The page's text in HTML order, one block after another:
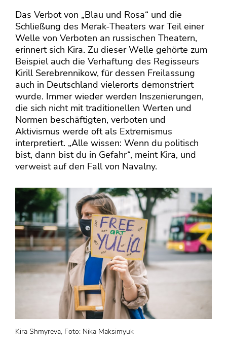
Das Verbot von „Blau und Rosa“ und die
Schließung des Merak-Theaters war Teil einer
Welle von Verboten an russischen Theatern,
erinnert sich Kira. Zu dieser Welle gehörte zum
Beispiel auch die Verhaftung des Regisseurs
Kirill Serebrennikow, für dessen Freilassung
auch in Deutschland vielerorts demonstriert
wurde. Immer wieder werden Inszenierungen,
die sich nicht mit traditionellen Werten und
Normen beschäftigten, verboten und
Aktivismus werde oft als Extremismus
interpretiert. „Alle wissen: Wenn du politisch
bist, dann bist du in Gefahr“, meint Kira, und
verweist auf den Fall von Navalny.
Kira Shmyreva, Foto: Nika Maksimyuk